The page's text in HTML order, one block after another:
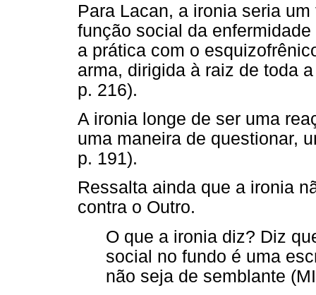
Para Lacan, a ironia seria
função social da
a prática com o
arma, dirigida à raiz de toda
p. 216).
A ironia longe de ser uma
uma maneira de questionar,
p. 191).
Ressalta ainda que a ironia
contra o Outro.
O que a ironia diz? Diz
social no fundo é uma
não seja de semblante